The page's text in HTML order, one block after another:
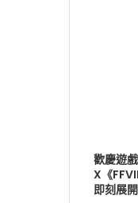
歡慶遊
X《
即刻展開